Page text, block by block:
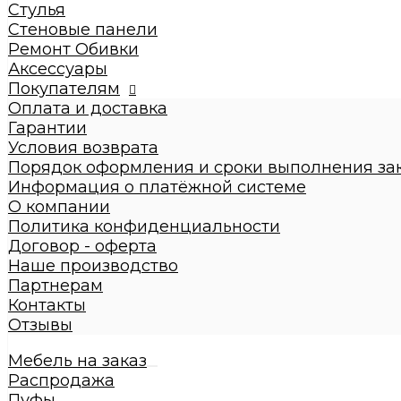
Кровати взрослые
Стулья
Стеновые панели
Ремонт Обивки
Галерея
Стулья
Стеновые панели
Ремонт Обивки
Аксессуары
Покупателям
Оплата и доставка
Гарантии
Условия возврата
Порядок оформления и сроки выполнения
Информация о платёжной системе
О компании
Политика конфиденциальности
Договор - оферта
Наше производство
Партнерам
Контакты
Отзывы
Мебель на заказ
Распродажа